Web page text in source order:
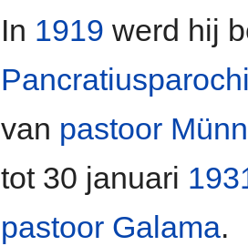
In 1919 werd hij
van pastoor
tot 30 januari
pastoor Galama.